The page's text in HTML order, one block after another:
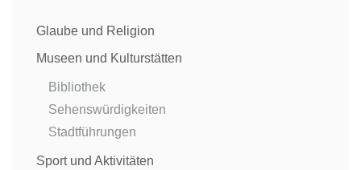
Glaube und Religion
Museen und Kulturstätten
Bibliothek
Sehenswürdigkeiten
Stadtführungen
Sport und Aktivitäten